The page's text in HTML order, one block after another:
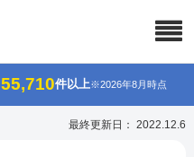
55,710件以上※2026年8月時点
最終更新日： 2022.12.6